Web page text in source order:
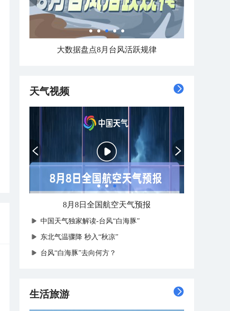
大数据盘点8月台风活跃规律
天气视频
8月8日全国航空天气预报
中国天气独家解读-台风“白海豚”
东北气温骤降 秒入“秋凉”
台风“白海豚”去向何方？
生活旅游